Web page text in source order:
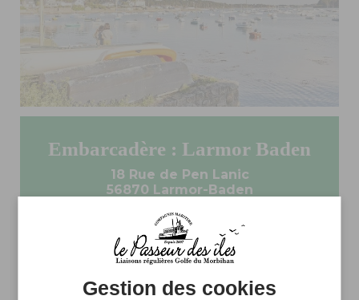
Embarcadère : Larmor Baden
18 Rue de Pen Lanic
56870 Larmor-Baden
ITINÉRAIRE
Gestion des cookies